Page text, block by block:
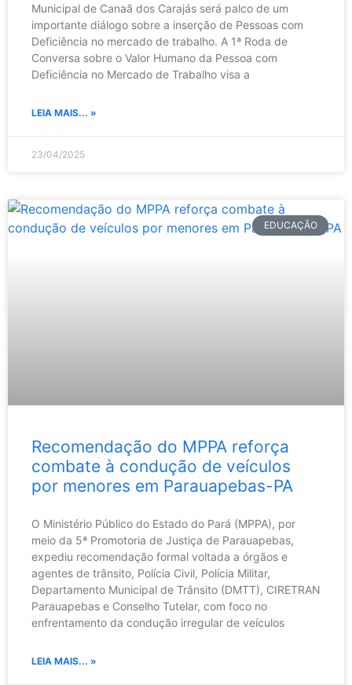
Municipal de Canaã dos Carajás será palco de um
importante diálogo sobre a inserção de Pessoas com
Deficiência no mercado de trabalho. A 1ª Roda de
Conversa sobre o Valor Humano da Pessoa com
Deficiência no Mercado de Trabalho visa a
LEIA MAIS... »
23/04/2025
EDUCAÇÃO
Recomendação do MPPA reforça
combate à condução de veículos
por menores em Parauapebas-PA
O Ministério Público do Estado do Pará (MPPA), por
meio da 5ª Promotoria de Justiça de Parauapebas,
expediu recomendação formal voltada a órgãos e
agentes de trânsito, Polícia Civil, Polícia Militar,
Departamento Municipal de Trânsito (DMTT), CIRETRAN
Parauapebas e Conselho Tutelar, com foco no
enfrentamento da condução irregular de veículos
LEIA MAIS... »